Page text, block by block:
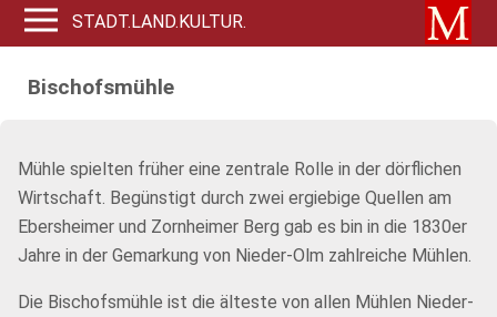
STADT.LAND.KULTUR.
Bischofsmühle
Mühle spielten früher eine zentrale Rolle in der dörflichen
Wirtschaft. Begünstigt durch zwei ergiebige Quellen am
Ebersheimer und Zornheimer Berg gab es bin in die 1830er
Jahre in der Gemarkung von Nieder-Olm zahlreiche Mühlen.
Die Bischofsmühle ist die älteste von allen Mühlen Nieder-